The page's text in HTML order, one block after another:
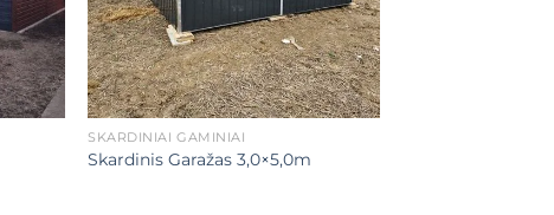
SKARDINIAI GAMINIAI
Skardinis Garažas 3,0×5,0m